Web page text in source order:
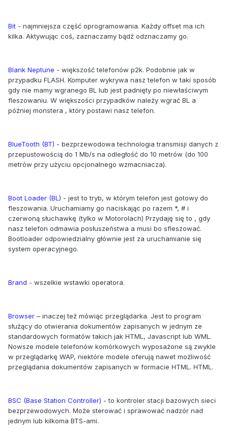
Bit - najmniejsza część oprogramowania. Każdy offset ma ich
kilka. Aktywując coś, zaznaczamy bądź odznaczamy go.
Blank Neptune - większość telefonów p2k. Podobnie jak w
przypadku FLASH. Komputer wykrywa nasz telefon w taki sposób
gdy nie mamy wgranego BL lub jest padnięty po niewłaściwym
fleszowaniu. W większości przypadków należy wgrać BL a
później monstera , który postawi nasz telefon.
BlueTooth (BT) - bezprzewodowa technologia transmisji danych z
przepustowością do 1 Mb/s na odległość do 10 metrów (do 100
metrów przy użyciu opcjonalnego wzmacniacza).
Boot Loader (BL) - jest to tryb, w którym telefon jest gotowy do
fleszowania. Uruchamiamy go naciskając po razem *, # i
czerwoną słuchawkę (tylko w Motorolach) Przydaję się to , gdy
nasz telefon odmawia posłuszeństwa a musi bo sfleszować.
Bootloader odpowiedzialny głównie jest za uruchamianie się
system operacyjnego.
Brand - wszelkie wstawki operatora.
Browser – inaczej też mówiąc przeglądarka. Jest to program
służący do otwierania dokumentów zapisanych w jednym ze
standardowych formatów takich jak HTML, Javascript lub WML.
Nowsze modele telefonów komórkowych wyposażone są zwykle
w przeglądarkę WAP, niektóre modele oferują nawet możliwość
przeglądania dokumentów zapisanych w formacie HTML. HTML.
BSC (Base Station Controller) - to kontroler stacji bazowych sieci
bezprzewodowych. Może sterować i sprawować nadzór nad
jednym lub kilkoma BTS-ami.